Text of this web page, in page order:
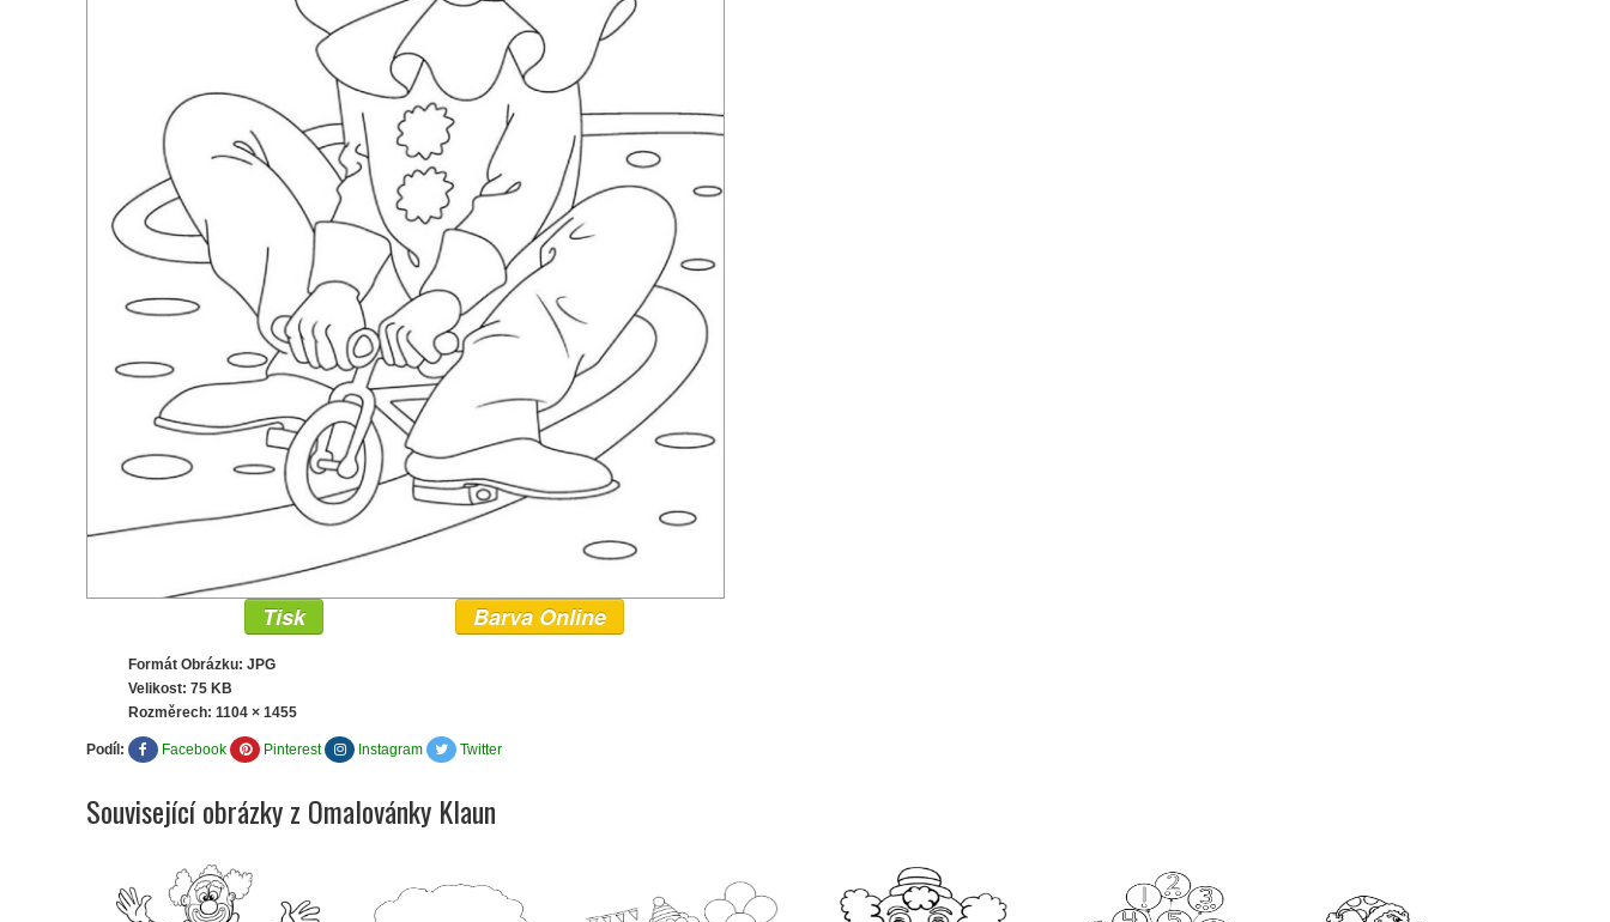
Tisk Barva Online
Formát Obrázku: JPG
Velikost: 75 KB
Rozměrech: 1104 × 1455
Podíl: Facebook Pinterest Instagram Twitter
Související obrázky z Omalovánky Klaun